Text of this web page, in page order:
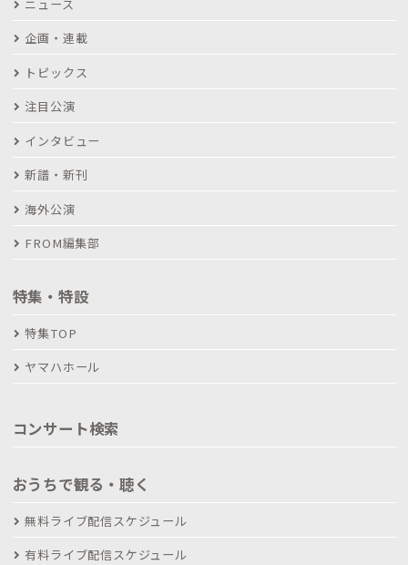
ニュース
企画・連載
トピックス
注目公演
インタビュー
新譜・新刊
海外公演
FROM編集部
特集・特設
特集TOP
ヤマハホール
コンサート検索
おうちで観る・聴く
無料ライブ配信スケジュール
有料ライブ配信スケジュール